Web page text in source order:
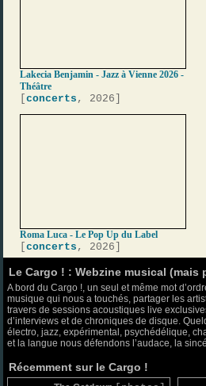
Lakecia Benjamin - Jazz à Vienne 2026 -
Théâtre
[concerts , 2026]
Roma Luca - Le Pop Up du Label
[concerts , 2026]
Le Cargo ! : Webzine musical (mais
A bord du Cargo !, un seul et même mot
musique qui nous a touchés, partager les
travers de sessions acoustiques live
d’interviews et de chroniques de disque.
électro, jazz, expérimental, psychédélique,
et la langue nous défendons l’audace, la
Récemment sur le Cargo !